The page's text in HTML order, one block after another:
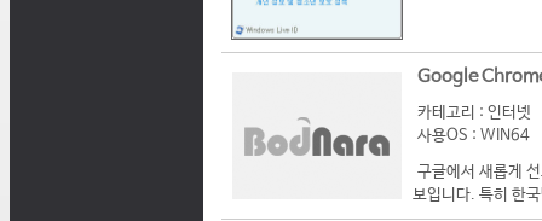
Google
카테고리 : 인터넷
사용OS : WIN64
구글에서 새롭게
보입니다. 특히 한